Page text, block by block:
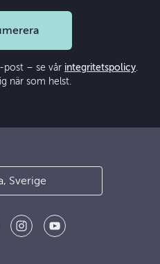
post – se vår integritetspolicy.
när som helst.
Svenska, Sverige